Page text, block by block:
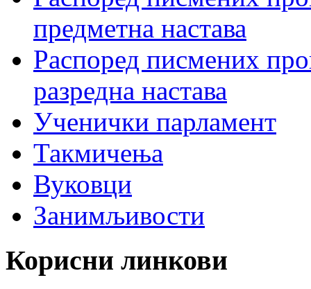
предметна настава
Распоред писмених
разредна настава
Ученички парламент
Такмичења
Вуковци
Занимљивости
Корисни линкови